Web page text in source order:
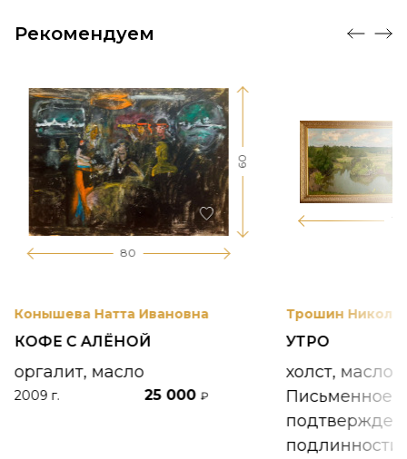
Рекомендуем
80
60
Конышева Натта Ивановна
КОФЕ С АЛЁНОЙ
оргалит, масло
2009 г. 25 000 ₽
174
Трошин
УТРО
холст, масло
Письменное
подлинности